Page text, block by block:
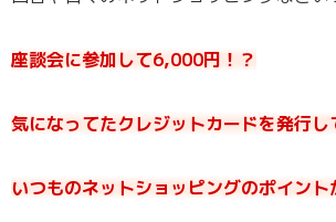
座談会に参加して6,000円！？
気になってたクレジットカードを発行
いつものネットショッピングのポイント